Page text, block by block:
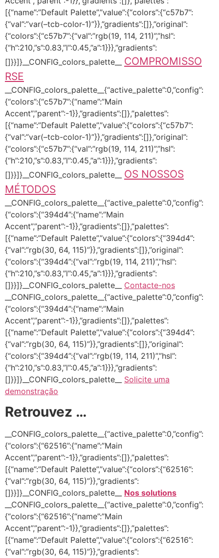
[{“name”:”Default Palette”,”value”:{“colors”:{“c57b7”:
{“val”:”var(–tcb-color-1)”}},”gradients”:[]},”original”:
{“colors”:{“c57b7”:{“val”:”rgb(19, 114, 211)”,”hsl”:
{“h”:210,”s”:0.83,”l”:0.45,”a”:1}}},”gradients”:
[]}}]}__CONFIG_colors_palette__ COMPROMISSO
RSE
__CONFIG_colors_palette__{“active_palette”:0,”config”:
{“colors”:{“c57b7”:{“name”:”Main
Accent”,”parent”:-1}},”gradients”:[]},”palettes”:
[{“name”:”Default Palette”,”value”:{“colors”:{“c57b7”:
{“val”:”var(–tcb-color-1)”}},”gradients”:[]},”original”:
{“colors”:{“c57b7”:{“val”:”rgb(19, 114, 211)”,”hsl”:
{“h”:210,”s”:0.83,”l”:0.45,”a”:1}}},”gradients”:
[]}}]}__CONFIG_colors_palette__ OS NOSSOS
MÉTODOS
__CONFIG_colors_palette__{“active_palette”:0,”config”:
{“colors”:{“394d4”:{“name”:”Main
Accent”,”parent”:-1}},”gradients”:[]},”palettes”:
[{“name”:”Default Palette”,”value”:{“colors”:{“394d4”:
{“val”:”rgb(30, 64, 115)”}},”gradients”:[]},”original”:
{“colors”:{“394d4”:{“val”:”rgb(19, 114, 211)”,”hsl”:
{“h”:210,”s”:0.83,”l”:0.45,”a”:1}}},”gradients”:
[]}}]}__CONFIG_colors_palette__ Contacte-nos
__CONFIG_colors_palette__{“active_palette”:0,”config”:
{“colors”:{“394d4”:{“name”:”Main
Accent”,”parent”:-1}},”gradients”:[]},”palettes”:
[{“name”:”Default Palette”,”value”:{“colors”:{“394d4”:
{“val”:”rgb(30, 64, 115)”}},”gradients”:[]},”original”:
{“colors”:{“394d4”:{“val”:”rgb(19, 114, 211)”,”hsl”:
{“h”:210,”s”:0.83,”l”:0.45,”a”:1}}},”gradients”:
[]}}]}__CONFIG_colors_palette__ Solicite uma
demonstração
Retrouvez …
__CONFIG_colors_palette__{“active_palette”:0,”config”:
{“colors”:{“62516”:{“name”:”Main
Accent”,”parent”:-1}},”gradients”:[]},”palettes”:
[{“name”:”Default Palette”,”value”:{“colors”:{“62516”:
{“val”:”rgb(30, 64, 115)”}},”gradients”:
[]}}]}__CONFIG_colors_palette__ Nos solutions
__CONFIG_colors_palette__{“active_palette”:0,”config”:
{“colors”:{“62516”:{“name”:”Main
Accent”,”parent”:-1}},”gradients”:[]},”palettes”:
[{“name”:”Default Palette”,”value”:{“colors”:{“62516”:
{“val”:”rgb(30, 64, 115)”}},”gradients”: